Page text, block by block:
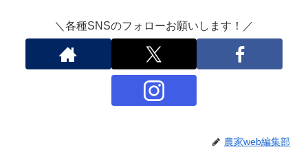
＼各種SNSのフォローお願いします！／
農家web編集部